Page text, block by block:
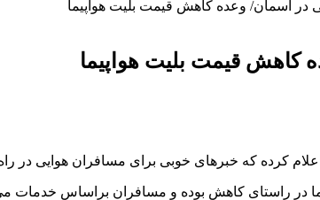
آسمان/ وعده‌ کاهش قیمت بلیت هواپیما
قیمت بلیت هواپیما
کرده که خبرهای خوبی برای مسافران هوایی در
در راستای کاهش بوده و مسافران براساس خدمات